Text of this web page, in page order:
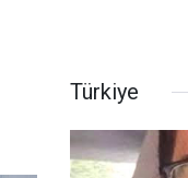
Türkiye